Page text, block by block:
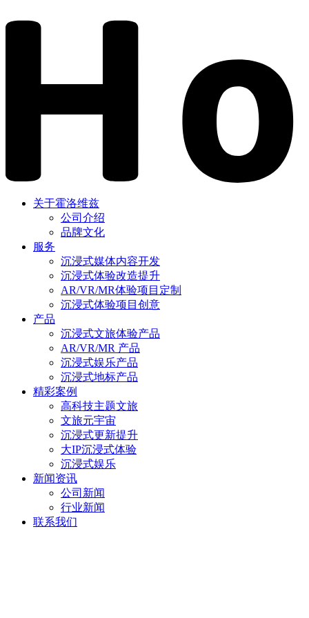
关于霍洛维兹
公司介绍
品牌文化
服务
沉浸式媒体内容开发
沉浸式体验改造提升
AR/VR/MR体验项目定制
沉浸式体验项目创意
产品
沉浸式文旅体验产品
AR/VR/MR 产品
沉浸式娱乐产品
沉浸式地标产品
精彩案例
高科技主题文旅
文旅元宇宙
沉浸式更新提升
大IP沉浸式体验
沉浸式娱乐
新闻资讯
公司新闻
行业新闻
联系我们